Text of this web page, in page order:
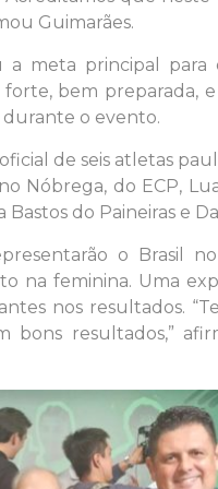
Guimarães.
meta principal para
bem preparada,
o evento.
de seis atletas
Nóbrega, do ECP,
do Paineiras e
o Brasil
na feminina. Uma
nos resultados.
bons resultados,”